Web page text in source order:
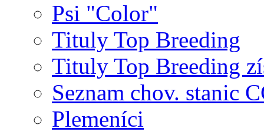
Psi "Color"
Tituly Top Breeding
Tituly Top Breeding
Seznam chov. stanic
Plemeníci